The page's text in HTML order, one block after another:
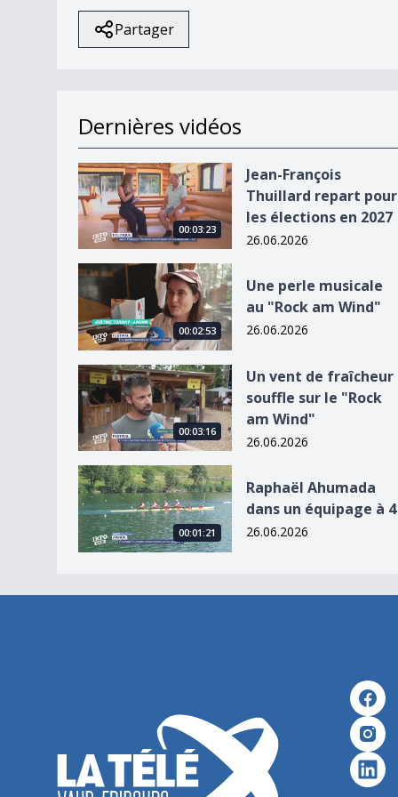
Partager
Dernières vidéos
Jean-François Thuillard repart pour les élections
00:03:23
Jean-François
Thuillard repart pour
les élections en 2027
26.06.2026
Une perle musicale au &quot;Rock am Wind&quot;
00:02:53
Une perle musicale
au "Rock am Wind"
26.06.2026
Un vent de fraîcheur souffle sur le &quot;Rock
00:03:16
Un vent de fraîcheur
souffle sur le "Rock
am Wind"
26.06.2026
Raphaël Ahumada dans un équipage à 4
00:01:21
Raphaël Ahumada
dans un équipage à 4
26.06.2026